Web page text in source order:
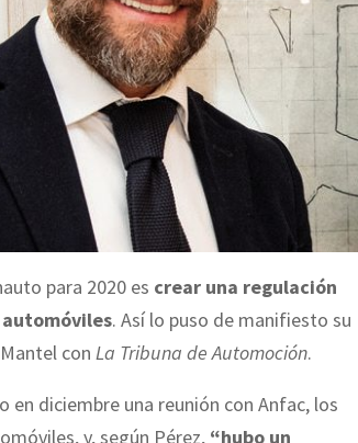
para 2020 es crear una regulación
. Así lo puso de manifiesto su
con La Tribuna de Automoción.
diciembre una reunión con Anfac, los
y, según Pérez, “hubo un